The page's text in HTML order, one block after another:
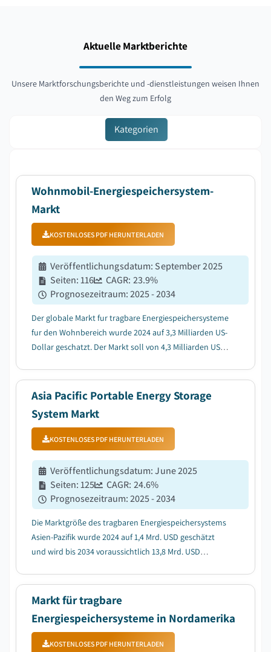
Aktuelle Marktberichte
Unsere Marktforschungsberichte und -dienstleistungen weisen Ihnen
den Weg zum Erfolg
Kategorien
Wohnmobil-Energiespeichersystem-
Markt
KOSTENLOSES PDF HERUNTERLADEN
Veröffentlichungsdatum: September 2025
Seiten:116 CAGR: 23.9%
Prognosezeitraum:2025 - 2034
Der globale Markt fur tragbare Energiespeichersysteme
fur den Wohnbereich wurde 2024 auf 3,3 Milliarden US-
Dollar geschatzt. Der Markt soll von 4,3 Milliarden US-
Wachstumsrate (CAGR) von 23,9 ...
Asia Pacific Portable Energy Storage
System Markt
KOSTENLOSES PDF HERUNTERLADEN
Veröffentlichungsdatum:June 2025
Seiten:125 CAGR: 24.6%
Prognosezeitraum:2025 - 2034
Die Marktgröße des tragbaren Energiespeichersystems
Asien-Pazifik wurde 2024 auf 1,4 Mrd. USD geschätzt
und wird bis 2034 voraussichtlich 13,8 Mrd. USD
Markt für tragbare
Energiespeichersysteme in Nordamerika
KOSTENLOSES PDF HERUNTERLADEN